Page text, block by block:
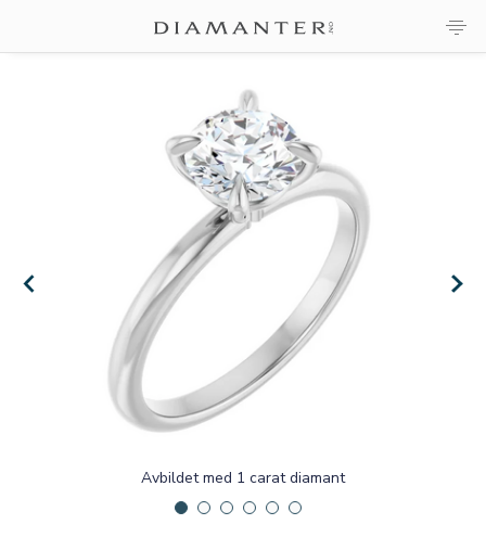
×
×
Avbildet med 1 carat diamant